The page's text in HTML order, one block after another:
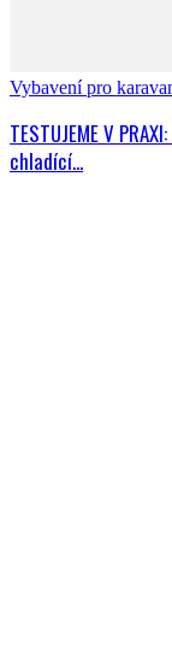
Vybavení pro
TESTUJEME V
chladící...